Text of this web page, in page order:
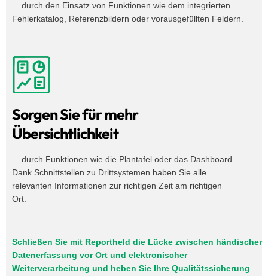
... durch den Einsatz von Funktionen wie dem integrierten
Fehlerkatalog, Referenzbildern oder vorausgefüllten Feldern.
Sorgen Sie für mehr
Übersichtlichkeit
... durch Funktionen wie die Plantafel oder das Dashboard.
Dank Schnittstellen zu Drittsystemen haben Sie alle
relevanten Informationen zur richtigen Zeit am richtigen
Ort.
Schließen Sie mit Reportheld die Lücke zwischen händischer
Datenerfassung vor Ort und elektronischer
Weiterverarbeitung und heben Sie Ihre Qualitätssicherung